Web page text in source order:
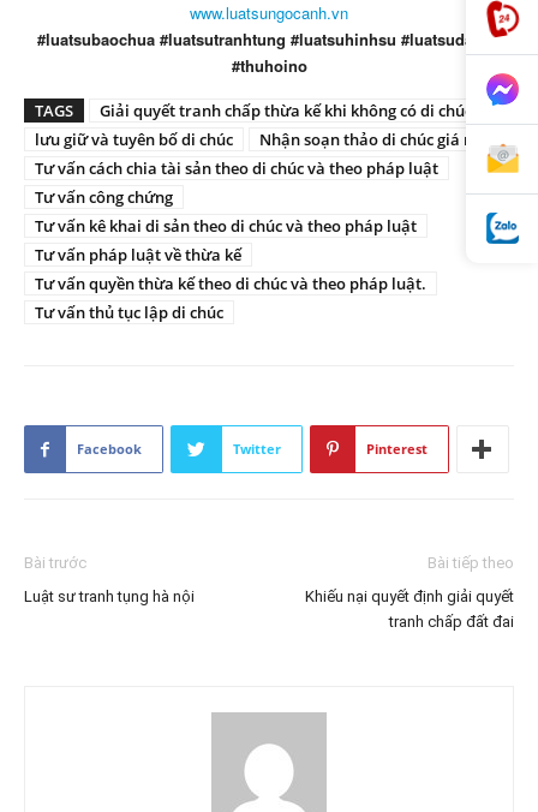
www.luatsungocanh.vn
#luatsubaochua #luatsutranhtung #luatsuhinhsu #luatsudatdai
#thuhoino
TAGS
Giải quyết tranh chấp thừa kế khi không có di chúc
lưu giữ và tuyên bố di chúc
Nhận soạn thảo di chúc giá rẻ
Tư vấn cách chia tài sản theo di chúc và theo pháp luật
Tư vấn công chứng
Tư vấn kê khai di sản theo di chúc và theo pháp luật
Tư vấn pháp luật về thừa kế
Tư vấn quyền thừa kế theo di chúc và theo pháp luật.
Tư vấn thủ tục lập di chúc
Facebook Twitter Pinterest
Bài trước
Luật sư tranh tụng hà nội
Bài tiếp theo
Khiếu nại quyết định giải quyết
tranh chấp đất đai